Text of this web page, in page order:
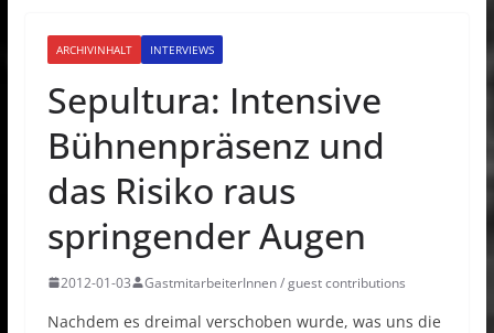
ARCHIVINHALT INTERVIEWS
Sepultura: Intensive
Bühnenpräsenz und
das Risiko raus
springender Augen
2012-01-03 GastmitarbeiterInnen / guest contributions
Nachdem es dreimal verschoben wurde, was uns die